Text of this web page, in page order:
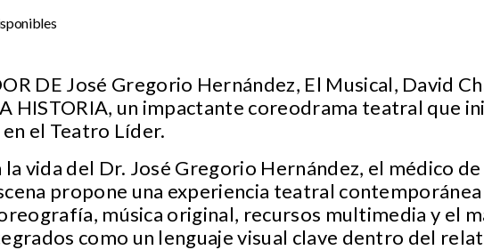
DE José Gregorio Hernández, El Musical, David
HISTORIA, un impactante coreodrama teatral que
el Teatro Líder.
la vida del Dr. José Gregorio Hernández, el médico
propone una experiencia teatral
música original, recursos multimedia y el
como un lenguaje visual clave dentro del